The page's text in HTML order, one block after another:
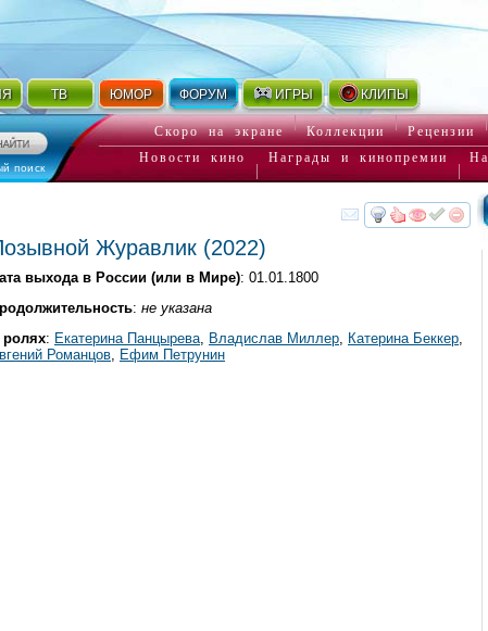
ТВ ЮМОР ФОРУМ ИГРЫ КЛИПЫ
поиск
Скоро на экране Коллекции Рецензии
Новости кино
Награды и кинопремии
смотреть
Журавлик (2022)
выхода в России (или в Мире): 01.01.1800
: не указана
ролях: Екатерина Панцырева Владислав Миллер Катерина Беккер
Романцов
Ефим Петрунин